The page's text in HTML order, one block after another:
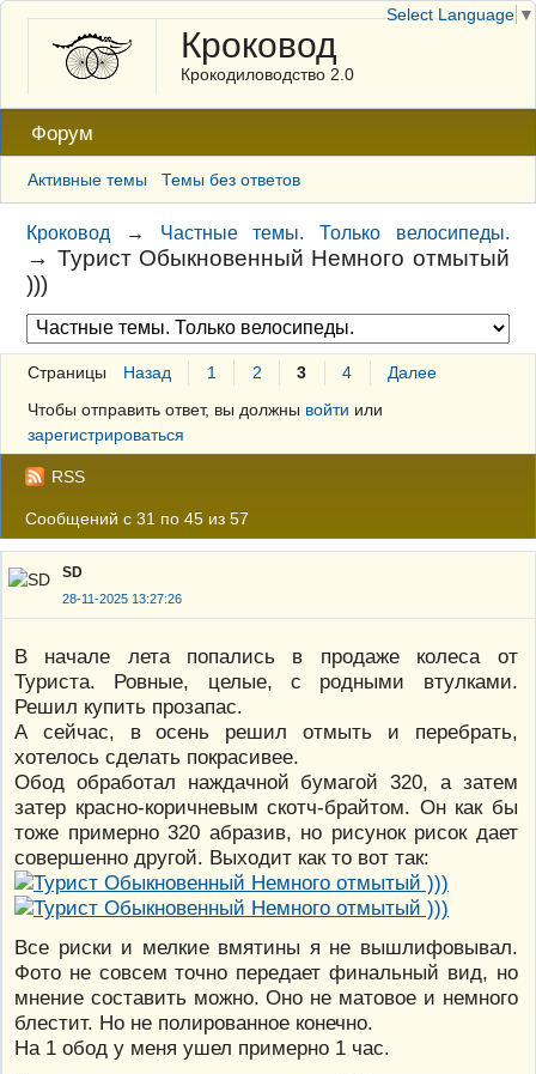
Кроковод
Крокодиловодство 2.0
Форум
Активные темы Темы без ответов
Кроковод → Частные темы. Только велосипеды.
→ Турист Обыкновенный Немного отмытый
)))
Страницы Назад 1 2 3 4
Далее
Чтобы отправить ответ, вы должны войти или
зарегистрироваться
RSS
Сообщений с 31 по 45 из 57
SD
28-11-2025 13:27:26
В начале лета попались в продаже колеса от
Туриста. Ровные, целые, с родными втулками.
Решил купить прозапас.
А сейчас, в осень решил отмыть и перебрать,
хотелось сделать покрасивее.
Обод обработал наждачной бумагой 320, а затем
затер красно-коричневым скотч-брайтом. Он как бы
тоже примерно 320 абразив, но рисунок рисок дает
совершенно другой. Выходит как то вот так:
Все риски и мелкие вмятины я не вышлифовывал.
Фото не совсем точно передает финальный вид, но
мнение составить можно. Оно не матовое и немного
блестит. Но не полированное конечно.
На 1 обод у меня ушел примерно 1 час.
Select Language ▼